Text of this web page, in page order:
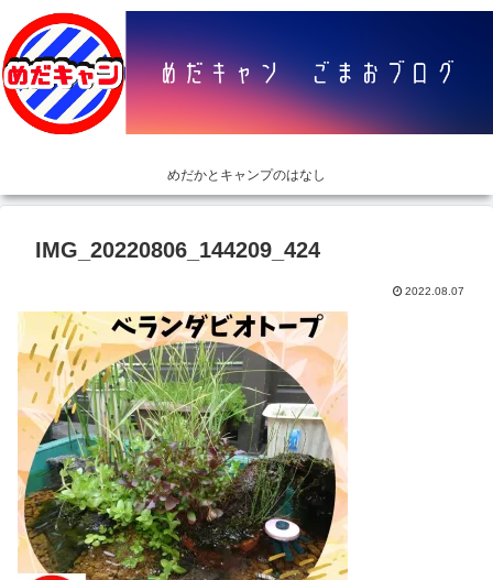
めだかとキャンプのはなし
IMG_20220806_144209_424
2022.08.07